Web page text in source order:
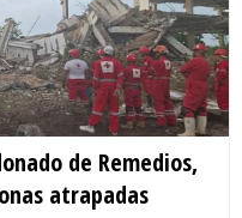
de Remedios,
atrapadas